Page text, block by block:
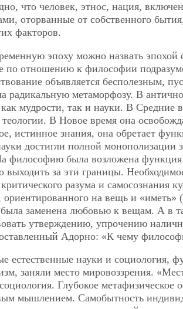
что человек, этнос, нация,
оторванные от собственного
факторов.
эпоху можно назвать эпохой
по отношению к философии
объявляется бесполезным,
радикальную метаморфозу. В
мудрости, так и науки. В Средние
В Новое время она
истинное знания, она обретает
достигли полной
философию была возложена функция
выходить за эти границы.
разума и самосознания
ориентированного на вещь и
заменена любовью к вещам. А в
утверждению, упрочению
Адорно: «К чему
естественные науки и социология,
заняли место мировоззрения.
Глубокое
мышлением. Самобытность